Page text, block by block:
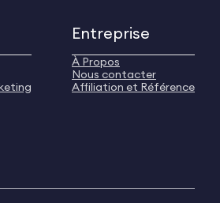
Entreprise
À Propos
Nous contacter
Affiliation et Référence